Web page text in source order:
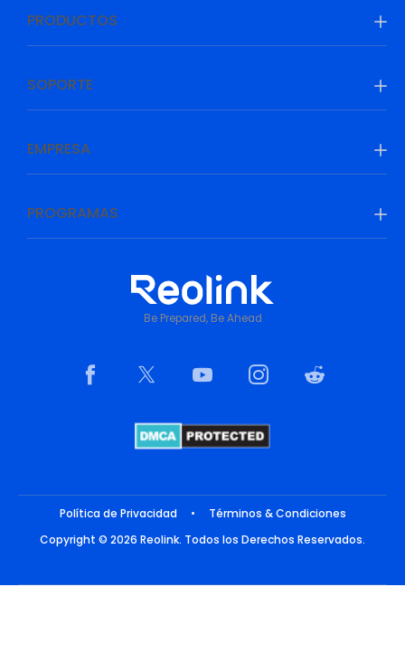
PRODUCTOS
SOPORTE
EMPRESA
PROGRAMAS
Be Prepared, Be Ahead
Política de Privacidad •
Términos & Condiciones
Copyright © 2026 Reolink. Todos los Derechos Reservados.